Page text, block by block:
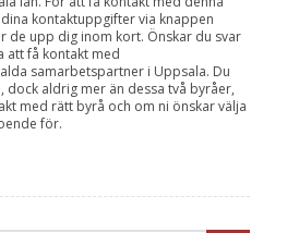
kontaktuppgifter via knappen
de upp dig inom kort. Önskar du svar
att få kontakt med
samarbetspartner i Uppsala. Du
dock aldrig mer än dessa två byråer,
med rätt byrå och om ni önskar välja
för.